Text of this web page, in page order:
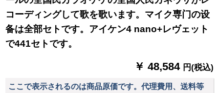
コーディングして歌を歌います。マイク専门の设
备は全部セトです。アイケン4 nano+レヴェット
で441セトです。
￥ 48,584 円(税込)
ここで表示されるのは商品原価です。代理費用、送料等